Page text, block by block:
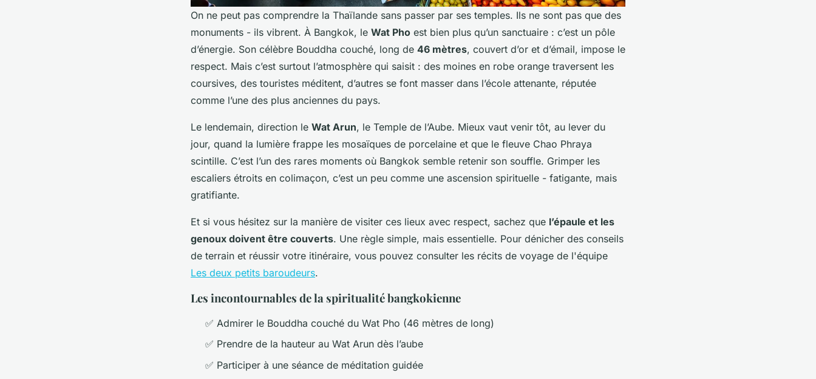
On ne peut pas comprendre la Thaïlande sans passer par ses temples. Ils ne sont pas que des
monuments - ils vibrent. À Bangkok, le Wat Pho est bien plus qu’un sanctuaire : c’est un pôle
d’énergie. Son célèbre Bouddha couché, long de 46 mètres, couvert d’or et d’émail, impose le
respect. Mais c’est surtout l’atmosphère qui saisit : des moines en robe orange traversent les
coursives, des touristes méditent, d’autres se font masser dans l’école attenante, réputée
comme l’une des plus anciennes du pays.
Le lendemain, direction le Wat Arun, le Temple de l’Aube. Mieux vaut venir tôt, au lever du
jour, quand la lumière frappe les mosaïques de porcelaine et que le fleuve Chao Phraya
scintille. C’est l’un des rares moments où Bangkok semble retenir son souffle. Grimper les
escaliers étroits en colimaçon, c’est un peu comme une ascension spirituelle - fatigante, mais
gratifiante.
Et si vous hésitez sur la manière de visiter ces lieux avec respect, sachez que l’épaule et les
genoux doivent être couverts. Une règle simple, mais essentielle. Pour dénicher des conseils
de terrain et réussir votre itinéraire, vous pouvez consulter les récits de voyage de l'équipe
Les deux petits baroudeurs.
Les incontournables de la spiritualité bangkokienne
✅ Admirer le Bouddha couché du Wat Pho (46 mètres de long)
✅ Prendre de la hauteur au Wat Arun dès l’aube
✅ Participer à une séance de méditation guidée